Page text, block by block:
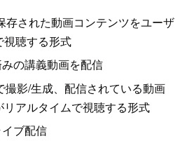
存された動画コンテンツをユーザ
視聴する形式
の講義動画を配信
撮影/生成、配信されている動画
アルタイムで視聴する形式
ブ配信